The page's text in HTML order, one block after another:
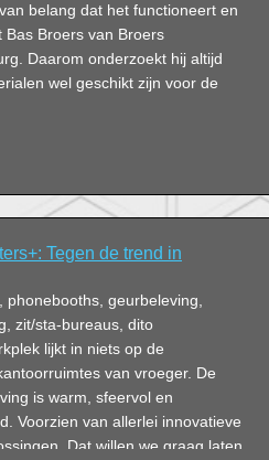
belang dat het functioneert en
Bas Broers van Broers
Daarom onderzoekt hij altijd
wel geschikt zijn voor de
Tegen de trend in
phonebooths, geurbeleving,
zit/sta-bureaus, dito
lijkt in niets op de
van vroeger. De
is warm, sfeervol en
Voorzien van allerlei innovatieve
Dat willen we graag laten